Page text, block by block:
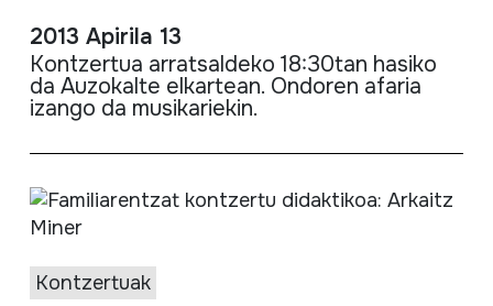
2013 Apirila 13
Kontzertua arratsaldeko 18:30tan hasiko
da Auzokalte elkartean. Ondoren afaria
izango da musikariekin.
Kontzertuak